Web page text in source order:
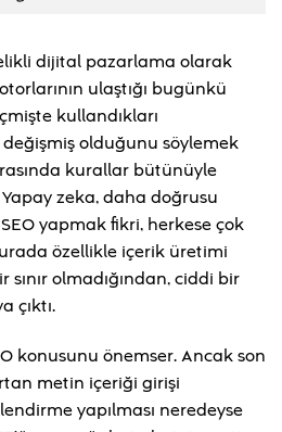
dijital pazarlama olarak
ulaştığı bugünkü
kullandıkları
olduğunu söylemek
kurallar bütünüyle
zeka, daha doğrusu
yapmak fikri, herkese çok
özellikle içerik üretimi
olmadığından, ciddi bir
çıktı.
konusunu önemser. Ancak son
metin içeriği girişi
yapılması neredeyse